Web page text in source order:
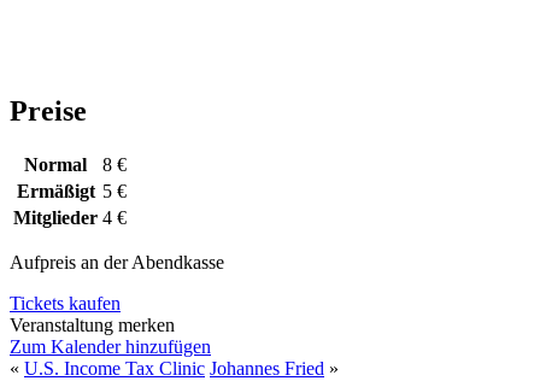
Preise
Normal
8 €
Ermäßigt 5 €
Mitglieder 4 €
Aufpreis an der Abendkasse
Tickets kaufen
Veranstaltung merken
Zum Kalender hinzufügen
« U.S. Income Tax Clinic Johannes Fried »